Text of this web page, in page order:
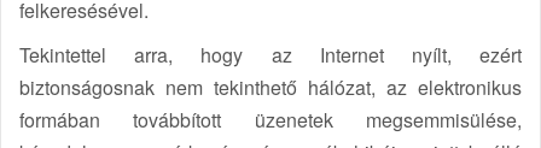
felkeresésével.
Tekintettel arra, hogy az Internet nyílt, ezért
biztonságosnak nem tekinthető hálózat, az elektronikus
formában továbbított üzenetek megsemmisülése,